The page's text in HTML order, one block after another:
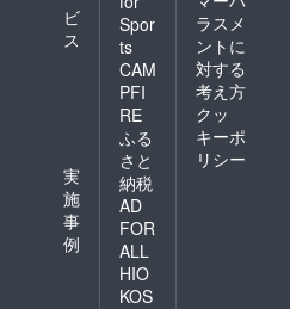
ビ
ス
実
施
事
例
Spor
ts
CAM
PFI
RE
ふる
さと
納税
AD
FOR
ALL
HIO
KOS
ラスメ
ントに
対する
考え方
クッ
キーポ
リシー